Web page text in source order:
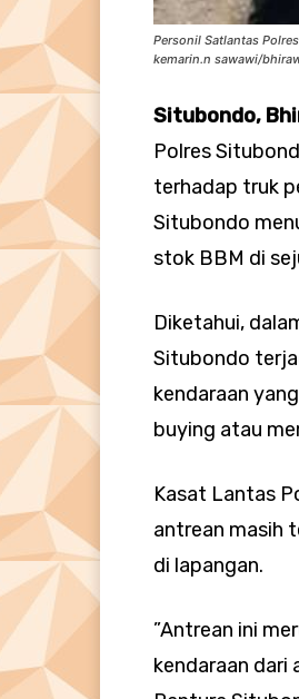
Personil Satlantas
kemarin.n sawawi/
Situbondo,
Polres
terhadap truk
Situbondo
stok BBM di
Diketahui,
Situbondo
kendaraan
buying atau
Kasat Lantas
antrean masih
di lapangan.
”Antrean ini
kendaraan dari